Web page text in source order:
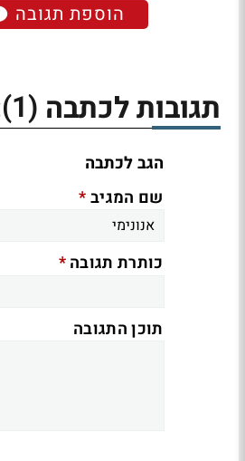
הוספת תגובה
תגובות לכתבה (1)
הגב לכתבה
שם המגיב*
כותרת תגובה*
תוכן התגובה